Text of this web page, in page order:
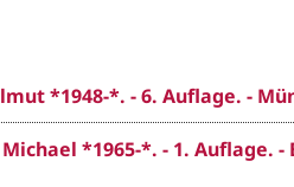
*1948-*. - 6. Auflage. -
*1965-*. - 1. Auflage. -